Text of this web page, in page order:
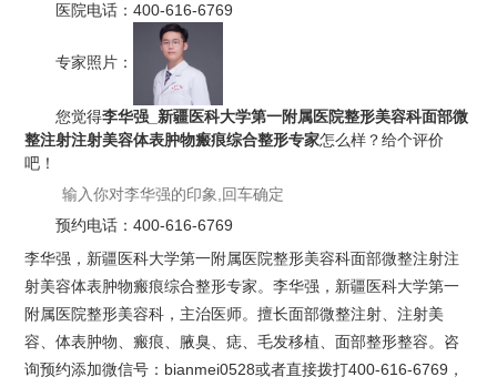
医院电话：400-616-6769
专家照片：
您觉得李华强_新疆医科大学第一附属医院整形美容科面部微
整注射注射美容体表肿物瘢痕综合整形专家怎么样？给个评价
吧！
预约电话：400-616-6769
李华强，新疆医科大学第一附属医院整形美容科面部微整注射注
射美容体表肿物瘢痕综合整形专家。李华强，新疆医科大学第一
附属医院整形美容科，主治医师。擅长面部微整注射、注射美
容、体表肿物、瘢痕、腋臭、痣、毛发移植、面部整形整容。咨
询预约添加微信号：bianmei0528或者直接拨打400-616-6769，